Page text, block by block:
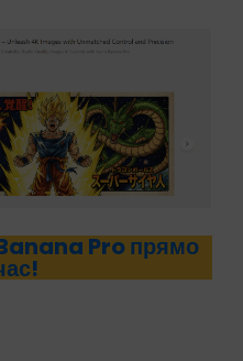
Pro прямо